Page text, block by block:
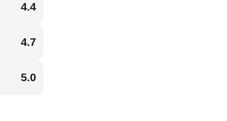
4.4
4.7
5.0